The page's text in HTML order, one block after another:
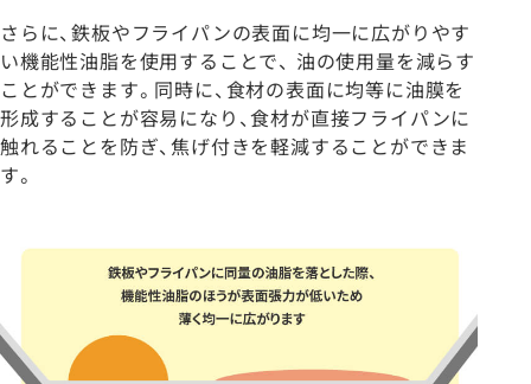
さらに、鉄板やフライパンの表面に均一に広がりやす
い機能性油脂を使用することで、 油の使用量を減らす
ことができます。同時に、食材の表面に均等に油膜を
形成することが容易になり、食材が直接フライパンに
触れることを防ぎ、焦げ付きを軽減することができま
す。